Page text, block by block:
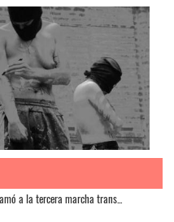
a la tercera marcha trans...